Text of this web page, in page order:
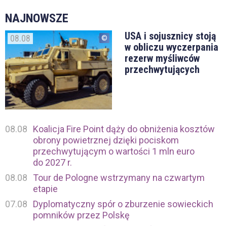
NAJNOWSZE
08.08
USA i sojusznicy stoją
w obliczu wyczerpania
rezerw myśliwców
przechwytujących
08.08
Koalicja Fire Point dąży do obniżenia kosztów
obrony powietrznej dzięki pociskom
przechwytującym o wartości 1 mln euro
do 2027 r.
08.08
Tour de Pologne wstrzymany na czwartym
etapie
07.08
Dyplomatyczny spór o zburzenie sowieckich
pomników przez Polskę